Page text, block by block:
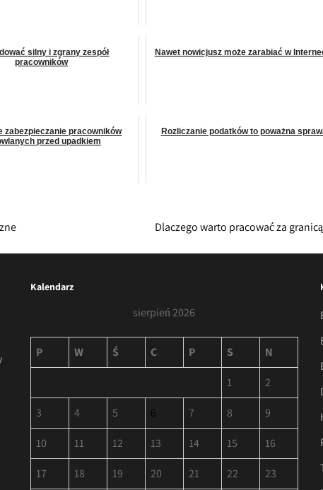
silny i zgrany zespół
pracowników
Nawet nowicjusz może zarabiać w
zabezpieczanie pracowników
przed upadkiem
Rozliczanie podatków to poważna
Dlaczego warto pracować za
Kalendarz
sierpień 2026
P W Ś C P S N
1 2
3 4 5 6 7 8 9
10 11 12 13 14 15 16
17 18 19 20 21 22 23